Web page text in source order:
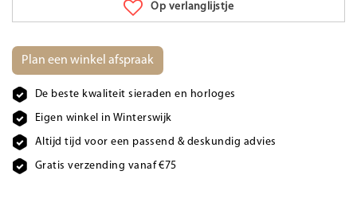
Op verlanglijstje
Plan een winkel afspraak
De beste kwaliteit sieraden en horloges
Eigen winkel in Winterswijk
Altijd tijd voor een passend & deskundig advies
Gratis verzending vanaf €75